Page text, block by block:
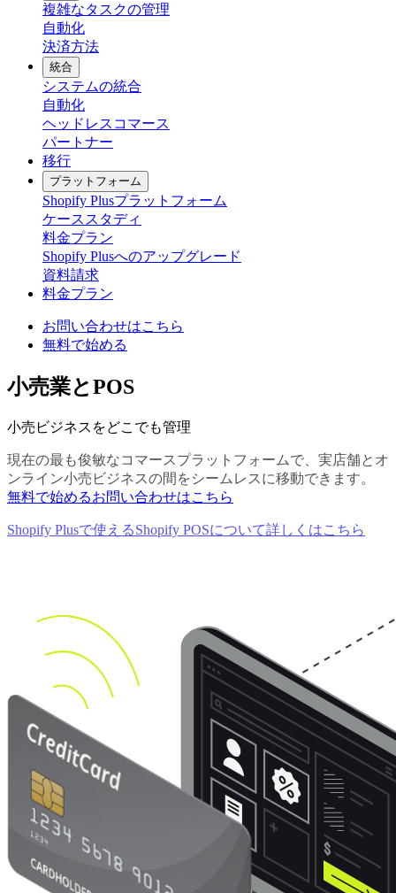
複雑なタスクの管理
自動化
決済方法
統合
システムの統合
自動化
ヘッドレスコマース
パートナー
移行
プラットフォーム
Shopify Plusプラットフォーム
ケーススタディ
料金プラン
Shopify Plusへのアップグレード
資料請求
料金プラン
お問い合わせはこちら
無料で始める
小売業とPOS
小売ビジネスをどこでも管理
現在の最も俊敏なコマースプラットフォームで、実店舗とオ
ンライン小売ビジネスの間をシームレスに移動できます。
無料で始めるお問い合わせはこちら
Shopify Plusで使えるShopify POSについて詳しくはこちら